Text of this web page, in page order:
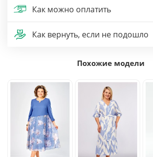
Как можно оплатить
Как вернуть, если не подошло
Похожие модели